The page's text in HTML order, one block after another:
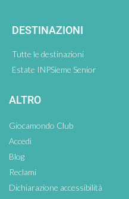
DESTINAZIONI
Tutte le destinazioni
Estate INPSieme Senior
ALTRO
Giocamondo Club
Accedi
Blog
Reclami
Dichiarazione accessibilità